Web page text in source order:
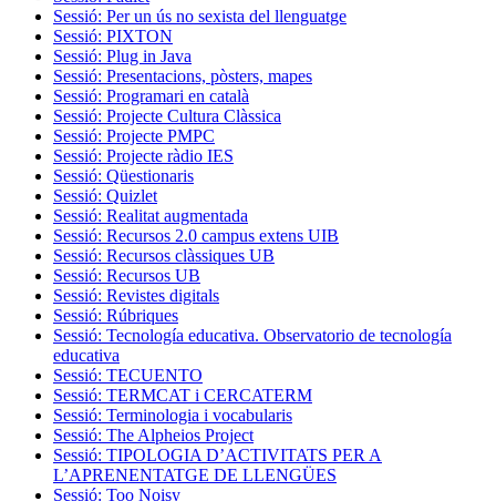
Sessió: Per un ús no sexista del llenguatge
Sessió: PIXTON
Sessió: Plug in Java
Sessió: Presentacions, pòsters, mapes
Sessió: Programari en català
Sessió: Projecte Cultura Clàssica
Sessió: Projecte PMPC
Sessió: Projecte ràdio IES
Sessió: Qüestionaris
Sessió: Quizlet
Sessió: Realitat augmentada
Sessió: Recursos 2.0 campus extens UIB
Sessió: Recursos clàssiques UB
Sessió: Recursos UB
Sessió: Revistes digitals
Sessió: Rúbriques
Sessió: Tecnología educativa. Observatorio de tecnología
educativa
Sessió: TECUENTO
Sessió: TERMCAT i CERCATERM
Sessió: Terminologia i vocabularis
Sessió: The Alpheios Project
Sessió: TIPOLOGIA D’ACTIVITATS PER A
L’APRENENTATGE DE LLENGÜES
Sessió: Too Noisy